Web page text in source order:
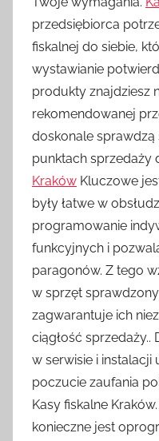
przedsiębiorca
fiskalnej do siebie,
wystawianie
produkty znajdziesz
rekomendowanej
doskonale sprawdzą
punktach sprzedaży
Kraków Kluczowe
były łatwe w
programowanie
funkcyjnych i
paragonów. Z tego
w sprzęt
zagwarantuje ich
ciągłość sprzedaży..
w serwisie i instalacji
poczucie zaufania
Kasy fiskalne
konieczne jest